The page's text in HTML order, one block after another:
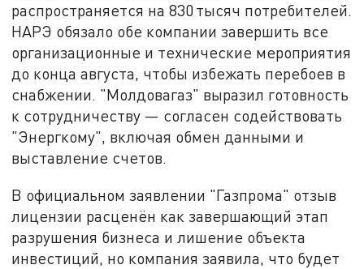
распространяется на 830 тысяч потребителей.
НАРЭ обязало обе компании завершить все
организационные и технические мероприятия
до конца августа, чтобы избежать перебоев в
снабжении. "Молдовагаз" выразил готовность
к сотрудничеству — согласен содействовать
"Энергкому", включая обмен данными и
выставление счетов.
В официальном заявлении "Газпрома" отзыв
лицензии расценён как завершающий этап
разрушения бизнеса и лишение объекта
инвестиций, но компания заявила, что будет